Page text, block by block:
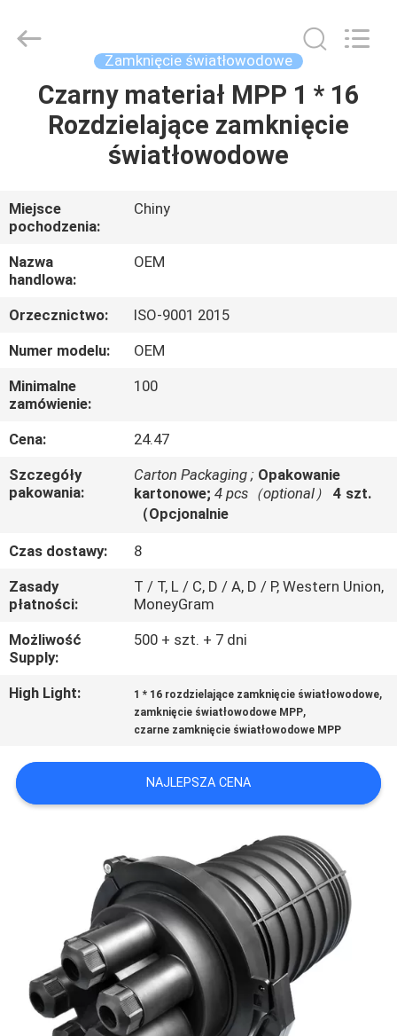
DOM
PRODUKTY
O
NAS
WYCIECZKA
PO
FABRYCE
KONTROLA
JAKOŚCI
SKONTAKTUJ
Z
NAMI
AKTUALNOŚCI
WSZYSTKIE
SITEMAP
Management
Services
Reserved.
Zamknięcie światłowodowe
Czarny materiał MPP 1 * 16
Rozdzielające zamknięcie
światłowodowe
Miejsce
pochodzenia:
Chiny
Nazwa
handlowa:
OEM
Orzecznictwo:
ISO-9001 2015
Numer modelu:
OEM
Minimalne
zamówienie:
100
Cena:
24.47
Szczegóły
pakowania:
Carton Packaging ; Opakowanie
kartonowe; 4 pcs（optional）
4 szt.
（Opcjonalnie
Czas dostawy:
8
Zasady
płatności:
T / T, L / C, D / A, D / P, Western Union,
MoneyGram
Możliwość
Supply:
500 + szt. + 7 dni
High Light: 1 * 16 rozdzielające zamknięcie światłowodowe,
zamknięcie światłowodowe MPP,
czarne zamknięcie światłowodowe MPP
NAJLEPSZA CENA